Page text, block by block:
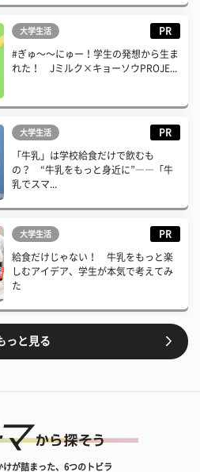
大学生活 PR
#ぎゅ〜〜にゅー！学生の発想から生ま
れた！ Jミルク×キョーソウPROJE...
大学生活 PR
「牛乳」は学校給食だけで飲むも
の？ “牛乳をもっと身近に”――「牛
乳でスマ...
大学生活 PR
給食だけじゃない！ 牛乳をもっと楽
しむアイデア、学生が本気で考えてみ
た
っと見る
けが詰まった、6つのトビラ